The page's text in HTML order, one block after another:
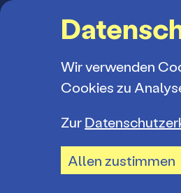
Wir verwenden
Cookies zu
Zur
Allen zustimmen